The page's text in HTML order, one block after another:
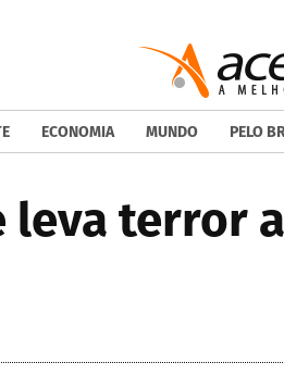
ECONOMIA MUNDO PELO
leva terror